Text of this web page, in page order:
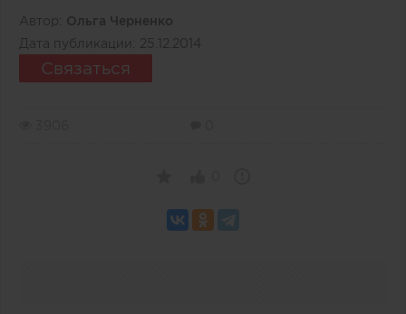
Автор: Ольга Черненко
Дата публикации:
25.12.2014
Связаться